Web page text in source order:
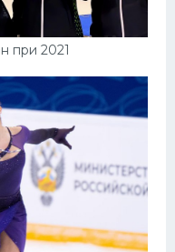
при 2021